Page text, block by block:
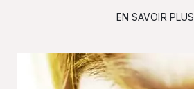
EN SAVOIR PLUS